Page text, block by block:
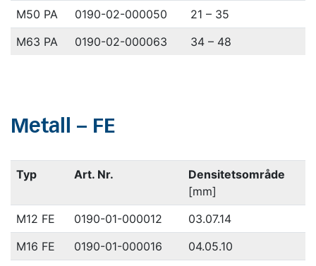
M50 PA
0190-02-000050
21 – 35
M63 PA
0190-02-000063 34 – 48
Metall – FE
Typ Art. Nr.
Densitetsområde
[mm]
M12 FE
0190-01-000012
03.07.14
M16 FE
0190-01-000016
04.05.10